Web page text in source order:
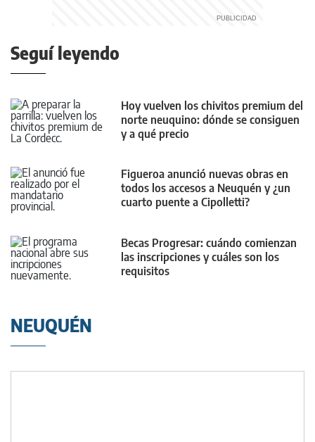
Seguí leyendo
Hoy vuelven los chivitos premium del
norte neuquino: dónde se consiguen
y a qué precio
Figueroa anunció nuevas obras en
todos los accesos a Neuquén y ¿un
cuarto puente a Cipolletti?
Becas Progresar: cuándo comienzan
las inscripciones y cuáles son los
requisitos
NEUQUÉN